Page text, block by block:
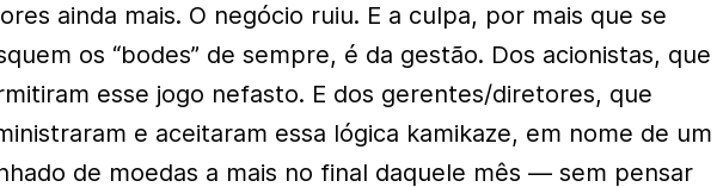
ainda mais. O negócio ruiu. E a culpa, por mais que se
os “bodes” de sempre, é da gestão. Dos acionistas, que
esse jogo nefasto. E dos gerentes/diretores, que
e aceitaram essa lógica kamikaze, em nome de um
de moedas a mais no final daquele mês — sem pensar